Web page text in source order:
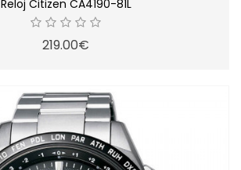
Reloj Citizen CA4190-81L
219.00€